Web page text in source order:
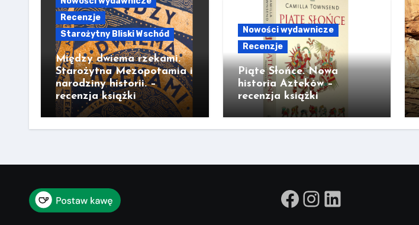
Recenzje
Starożytny Bliski Wschód
Między dwiema rzekami.
Starożytna Mezopotamia i
narodziny historii. –
recenzja książki
Nowości wydawnicze
Recenzje
Piąte Słońce. Nowa
historia Azteków –
recenzja książki
Facebook
Instagram
LinkedIn